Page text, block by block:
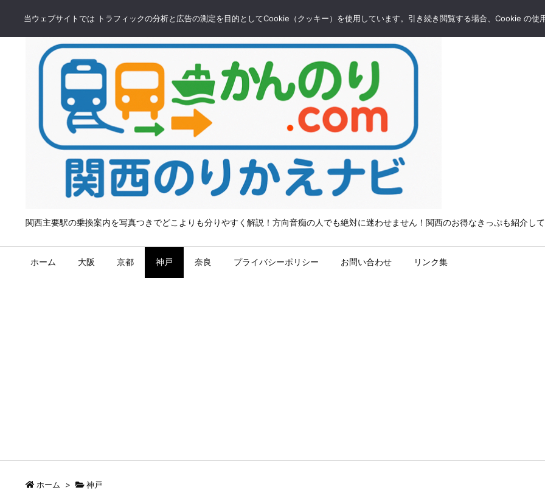
関西主要駅の乗換案内を写真つきでどこよりも分りやすく解説！方向音痴の人でも絶対に迷わせません！関西のお得なきっぷも紹介して
ホーム 大阪 京都 神戸 奈良 プライバシーポリシー お問い合わせ リンク集
ホーム > 神戸
当ウェブサイトでは トラフィックの分析と広告の測定を目的としてCookie（クッキー）を使用しています。引き続き閲覧する場合、Cookie の使